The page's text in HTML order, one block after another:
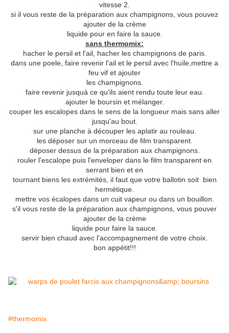
vitesse 2.
si il vous reste de la préparation aux champignons, vous pouvez
ajouter de la crème
liquide pour en faire la sauce.
sans thermomix:
hacher le persil et l'ail, hacher les champignons de paris.
dans une poele, faire revenir l'ail et le persil avec l'huile,mettre a
feu vif et ajouter
les champignons.
faire revenir jusquà ce qu'ils aient rendu toute leur eau.
ajouter le boursin et mélanger.
couper les escalopes dans le sens de la longueur mais sans aller
jusqu'au bout.
sur une planche à découper les aplatir au rouleau.
les déposer sur un morceau de film transparent.
déposer dessus de la préparation aux champignons.
rouler l'escalope puis l'enveloper dans le film transparent en
serrant bien et en
tournant biens les extrémités, il faut que votre ballotin soit bien
hermétique.
mettre vos écalopes dans un cuit vapeur ou dans un bouillon.
s'il vous reste de la préparation aux champignons, vous pouver
ajouter de la crème
liquide pour faire la sauce.
servir bien chaud avec l'accompagnement de votre choix.
bon appétit!!!
#thermomix